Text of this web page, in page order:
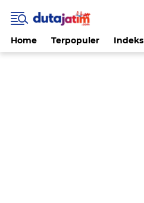
Home Terpopuler Indeks